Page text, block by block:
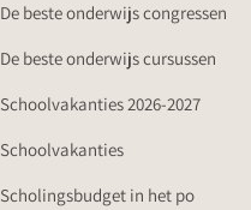
De beste onderwijs congressen
De beste onderwijs cursussen
Schoolvakanties 2026-2027
Schoolvakanties
Scholingsbudget in het po